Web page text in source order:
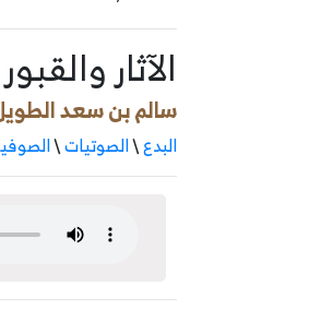
الآثار
سالم بن سعد
البدع\الصوتيات\